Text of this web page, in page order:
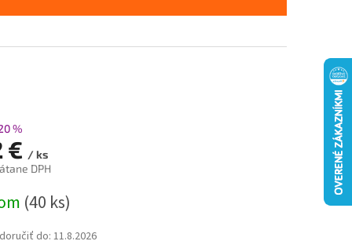
%
€ / ks
DPH
(40 ks)
do: 11.8.2026